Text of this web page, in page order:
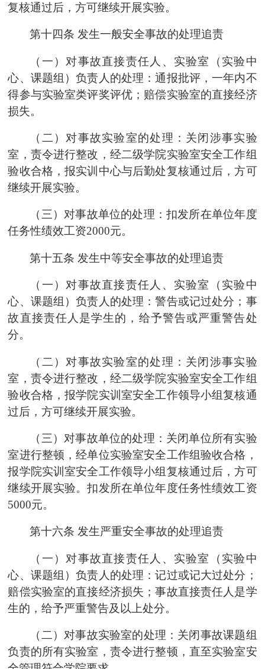
复核通过后，方可继续开展实验。
第十四条 发生一般安全事故的处理追责
（一）对事故直接责任人、实验室（实验中
心、课题组）负责人的处理：通报批评，一年内不
得参与实验室类评奖评优；赔偿实验室的直接经济
损失。
（二）对事故实验室的处理：关闭涉事实验
室，责令进行整改，经二级学院实验室安全工作组
验收合格，报实训中心与后勤处复核通过后，方可
继续开展实验。
（三）对事故单位的处理：扣发所在单位年度
任务性绩效工资2000元。
第十五条 发生中等安全事故的处理追责
（一）对事故直接责任人、实验室（实验中
心、课题组）负责人的处理：警告或记过处分；事
故直接责任人是学生的，给予警告或严重警告处
分。
（二）对事故实验室的处理：关闭涉事实验
室，责令进行整改，经二级学院实验室安全工作组
验收合格，报学院实训室安全工作领导小组复核通
过后，方可继续开展实验。
（三）对事故单位的处理：关闭单位所有实验
室进行整顿，经单位实验室安全工作组验收合格，
报学院实训室安全工作领导小组 复核通过后，方可
继续开展实验。扣发所在单位年度任务性绩效工资
5000元。
第十六条 发生严重安全事故的处理追责
（一）对事故直接责任人、实验室（实验中
心、课题组）负责人的处理：记过或记大过处分；
赔偿实验室的直接经济损失；事故直接责任人是学
生的，给予严重警告及以上处分。
（二）对事故实验室的处理：关闭事故课题组
负责的所有实验室，责令进行整顿，直至实验室安